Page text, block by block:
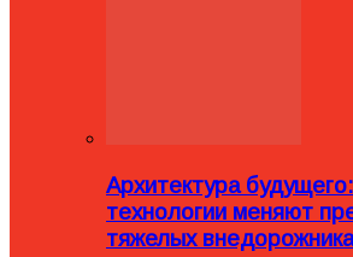
Архитектура
технологии меняют
тяжелых